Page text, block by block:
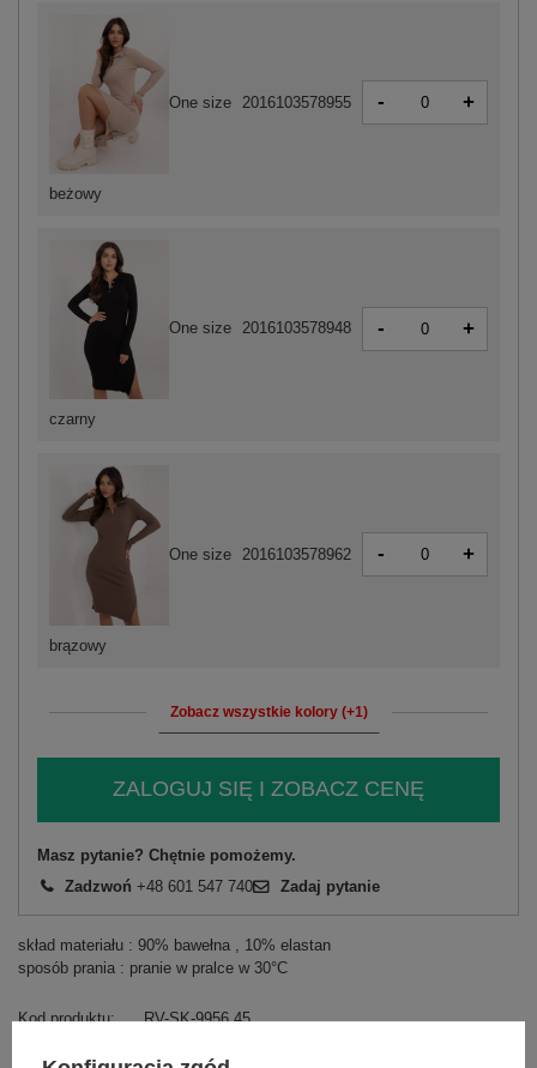
beżowy
One size 2016103578955 - +
czarny
One size 2016103578948 - +
brązowy
One size 2016103578962 - +
Zobacz wszystkie kolory (+1)
ZALOGUJ SIĘ I ZOBACZ CENĘ
Masz pytanie? Chętnie pomożemy.
Zadzwoń +48 601 547 740 Zadaj pytanie
skład materiału : 90% bawełna , 10% elastan
sposób prania : pranie w pralce w 30°C
Kod produktu
RV-SK-9956.45